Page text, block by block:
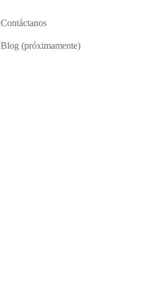
Contáctanos
Blog (próximamente)